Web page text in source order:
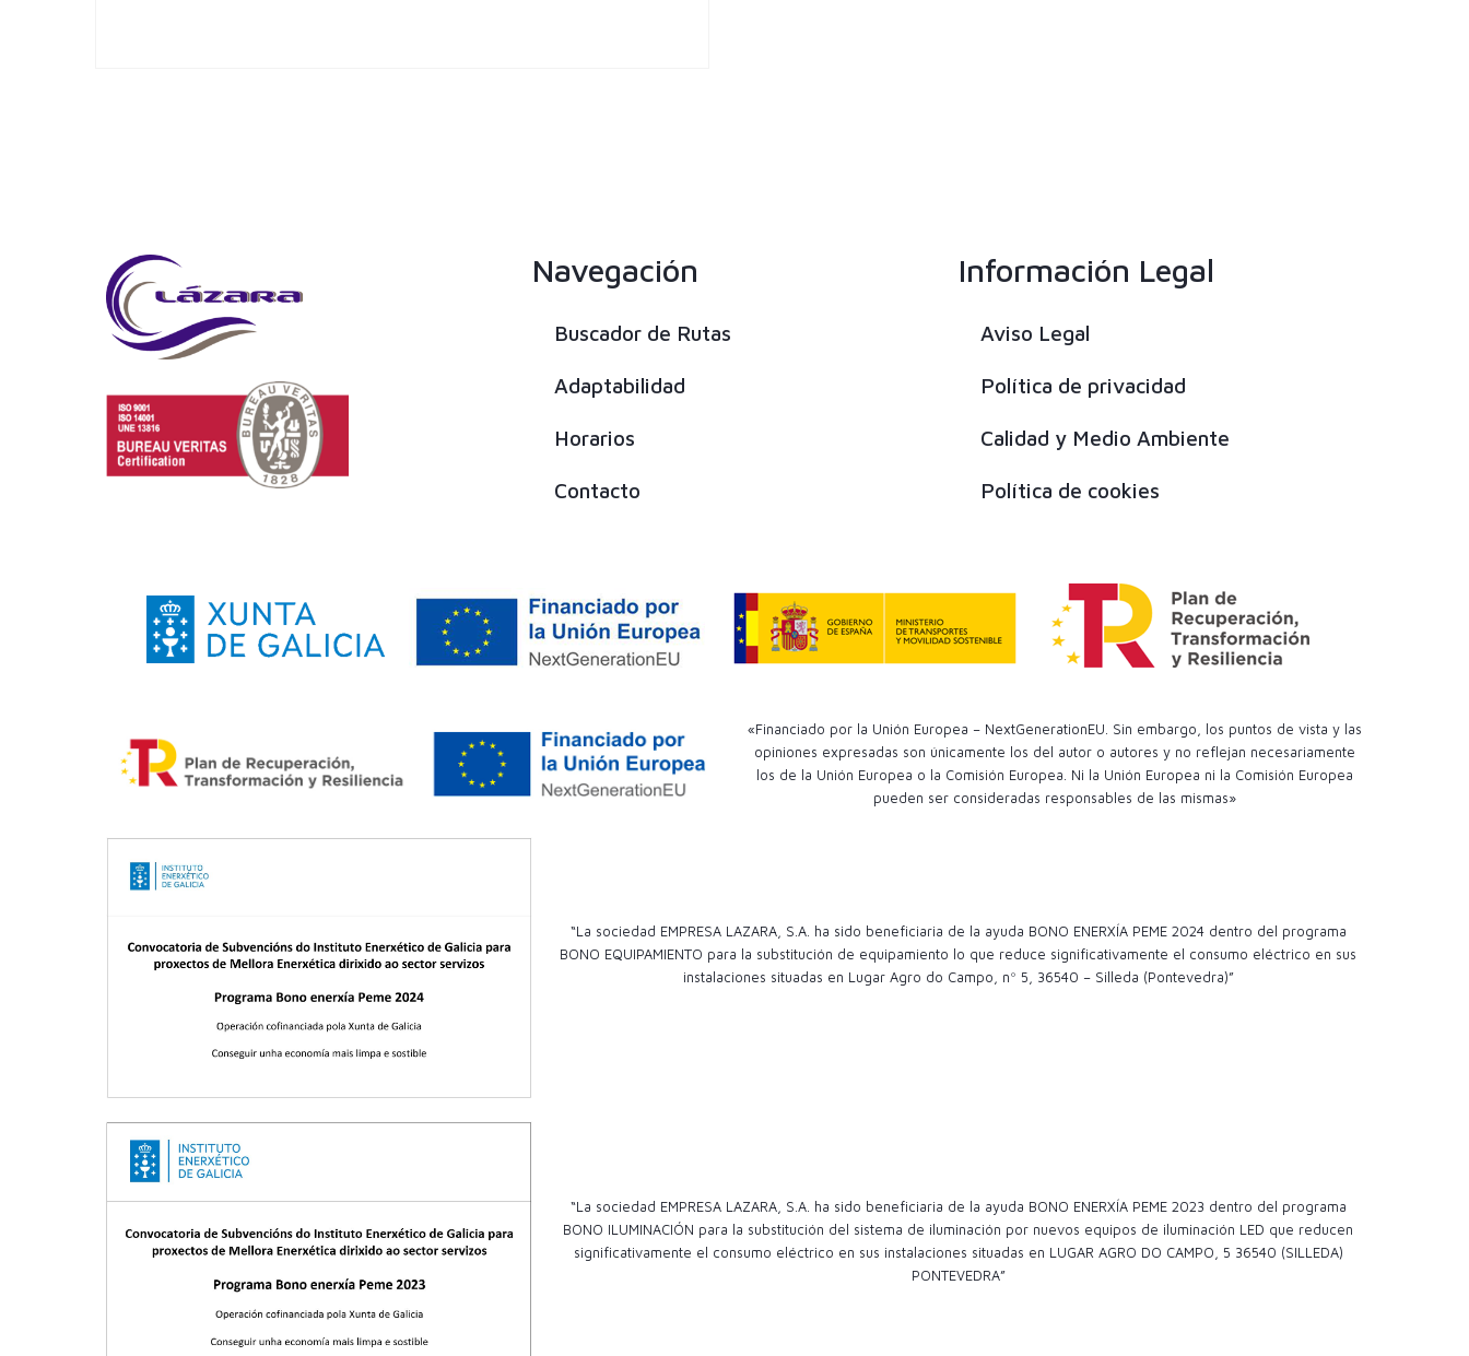
Navegación
Buscador de Rutas
Adaptabilidad
Horarios
Contacto
Información Legal
Aviso Legal
Política de privacidad
Calidad y Medio Ambiente
Política de cookies
«Financiado por la Unión Europea – NextGenerationEU. Sin embargo, los puntos de vista y las
opiniones expresadas son únicamente los del autor o autores y no reflejan necesariamente
los de la Unión Europea o la Comisión Europea. Ni la Unión Europea ni la Comisión Europea
pueden ser consideradas responsables de las mismas»
“La sociedad EMPRESA LAZARA, S.A. ha sido beneficiaria de la ayuda BONO ENERXÍA PEME 2024 dentro del programa
BONO EQUIPAMIENTO para la substitución de equipamiento lo que reduce significativamente el consumo eléctrico en sus
instalaciones situadas en Lugar Agro do Campo, nº 5, 36540 – Silleda (Pontevedra)”
“La sociedad EMPRESA LAZARA, S.A. ha sido beneficiaria de la ayuda BONO ENERXÍA PEME 2023 dentro del programa
BONO ILUMINACIÓN para la substitución del sistema de iluminación por nuevos equipos de iluminación LED que reducen
significativamente el consumo eléctrico en sus instalaciones situadas en LUGAR AGRO DO CAMPO, 5 36540 (SILLEDA)
PONTEVEDRA”